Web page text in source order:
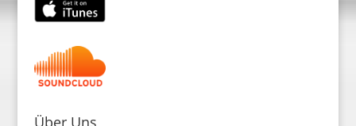
Über Uns